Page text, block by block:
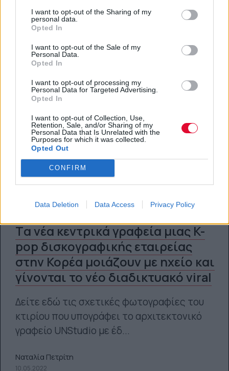
I want to opt-out of the Sharing of my
personal data.
Opted In
I want to opt-out of the Sale of my
Personal Data.
Opted In
I want to opt-out of processing my
Personal Data for Targeted Advertising.
Opted In
I want to opt-out of Collection, Use,
Retention, Sale, and/or Sharing of my
Personal Data that Is Unrelated with the
Purposes for which it was collected.
Opted Out
CONFIRM
Data Deletion Data Access Privacy Policy
11.05.2022
Tα νέα κεντρικά γραφεία μιας K-
pop δισκογραφικής εταιρείας
στην Κορέα μοιάζουν με ηχείο και
γίνονται το νέο διαδικτυακό viral
Δείτε εδώ τις σχετικές φωτογραφίες του
κτιρίου που υπογράφει το αρχιτεκτονικό
γραφείο UNStudio με έδ...
Ναταλία Πετρίτη
10.05.2022